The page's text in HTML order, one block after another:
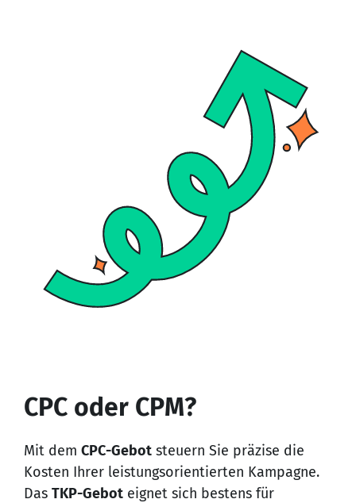
CPC oder CPM?
Mit dem CPC-Gebot steuern Sie präzise die
Kosten Ihrer leistungsorientierten Kampagne.
Das TKP-Gebot eignet sich bestens für